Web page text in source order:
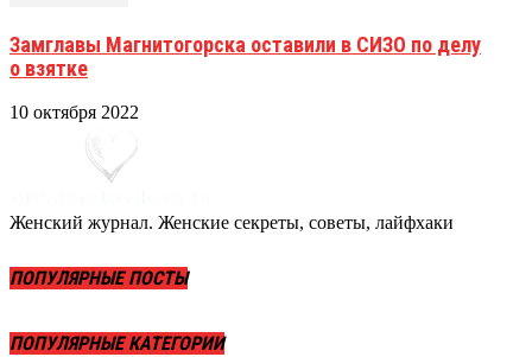
Замглавы Магнитогорска оставили в СИЗО по делу
о взятке
10 октября 2022
Женский журнал. Женские секреты, советы, лайфхаки
ПОПУЛЯРНЫЕ ПОСТЫ
ПОПУЛЯРНЫЕ КАТЕГОРИИ